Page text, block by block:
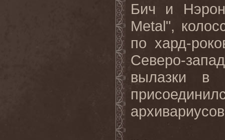
Бич и
Metal",
по хард-
Северо-
вылазки